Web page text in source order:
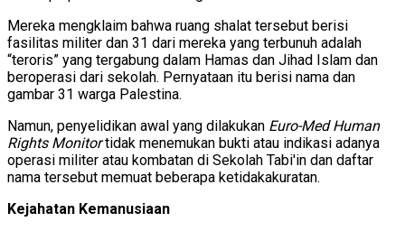
Mereka mengklaim bahwa ruang shalat tersebut berisi
fasilitas militer dan 31 dari mereka yang terbunuh adalah
“teroris” yang tergabung dalam Hamas dan Jihad Islam dan
beroperasi dari sekolah. Pernyataan itu berisi nama dan
gambar 31 warga Palestina.
Namun, penyelidikan awal yang dilakukan Euro-Med Human
Rights Monitortidak menemukan bukti atau indikasi adanya
operasi militer atau kombatan di Sekolah Tabi'in dan daftar
nama tersebut memuat beberapa ketidakakuratan.
Kejahatan Kemanusiaan